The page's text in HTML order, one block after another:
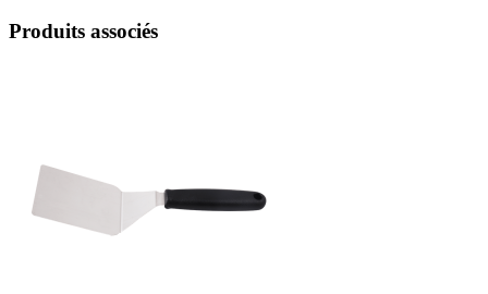
Produits associés